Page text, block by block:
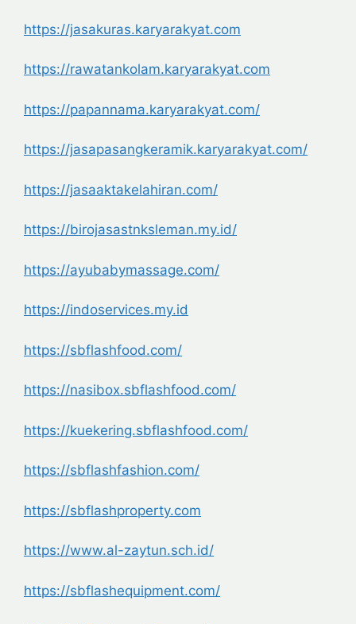
https://jasakuras.karyarakyat.com
https://rawatankolam.karyarakyat.com
https://papannama.karyarakyat.com/
https://jasapasangkeramik.karyarakyat.com/
https://jasaaktakelahiran.com/
https://birojasastnksleman.my.id/
https://ayubabymassage.com/
https://indoservices.my.id
https://sbflashfood.com/
https://nasibox.sbflashfood.com/
https://kuekering.sbflashfood.com/
https://sbflashfashion.com/
https://sbflashproperty.com
https://www.al-zaytun.sch.id/
https://sbflashequipment.com/